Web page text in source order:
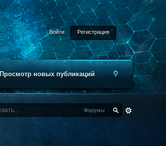
Войти Регистрация
Просмотр новых публикаций
Форумы